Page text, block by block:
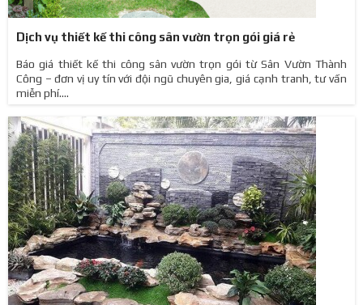
Dịch vụ thiết kế thi công sân vườn trọn gói giá rẻ
Báo giá thiết kế thi công sân vườn trọn gói từ Sân Vườn Thành
Công – đơn vị uy tín với đội ngũ chuyên gia, giá cạnh tranh, tư vấn
miễn phí....